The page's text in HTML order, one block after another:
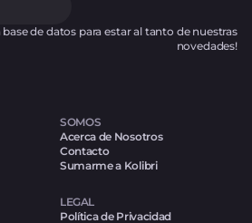
base de datos para estar al tanto de nuestras
novedades!
SOMOS
Acerca de Nosotros
Contacto
Sumarme a Kolibri
LEGAL
Política de Privacidad